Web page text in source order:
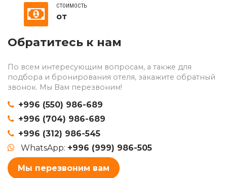
СТОИМОСТЬ
от
Обратитесь к нам
По всем интересующим вопросам, а также для
подбора и бронирования отеля, закажите обратный
звонок. Мы Вам перезвоним!
+996 (550) 986-689
+996 (704) 986-689
+996 (312) 986-545
WhatsApp: +996 (999) 986-505
Мы перезвоним вам